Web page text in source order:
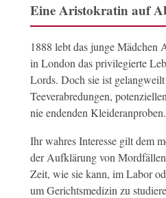
Eine Aristokratin auf
1888 lebt das junge Mädchen
in London das privilegierte
Lords. Doch sie ist
Teeverabredungen,
nie endenden Kleideranproben.
Ihr wahres Interesse gilt dem
der Aufklärung von
Zeit, wie sie kann, im Labor
um Gerichtsmedizin zu